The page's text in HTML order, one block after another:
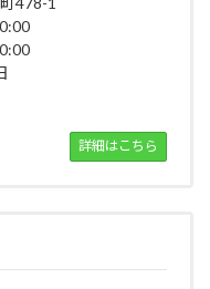
詳細はこちら